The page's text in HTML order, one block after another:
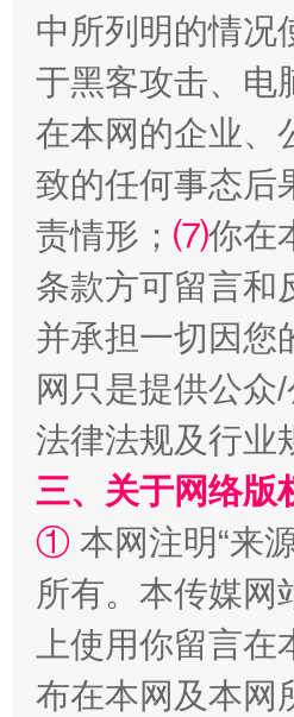
全民健身五年计划来了！等
阿坝州三大球赛在茂县开
中所列明的情况
于黑客攻击、电
在本网的企业、
致的任何事态后
责情形； ⑺你在
条款方可留言和
并承担一切因您
网只是提供公众
法律法规及行业
三、关于网络版
① 本网注明“来
所有。本传媒网
上使用你留言
布在本网及本网